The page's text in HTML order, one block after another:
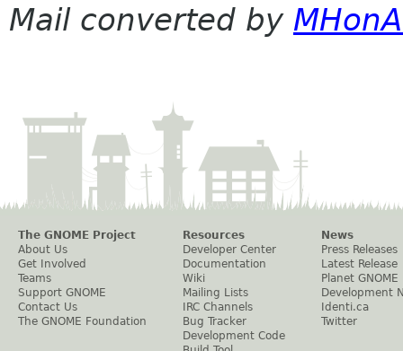
Mail converted by
The GNOME Project
About Us
Get Involved
Teams
Support GNOME
Contact Us
The GNOME Foundation
Resources
Developer Center
Documentation
Wiki
Mailing Lists
IRC Channels
Bug Tracker
Development Code
News
Press Releases
Latest Release
Planet GNOME
Development
Identi.ca
Twitter